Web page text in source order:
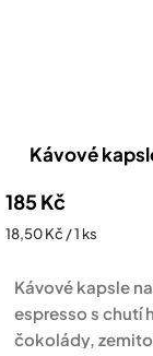
Kávové
185 Kč
Měrná
18,50 Kč / 1 ks
Kávové kapsle
espresso s chutí
čokolády,